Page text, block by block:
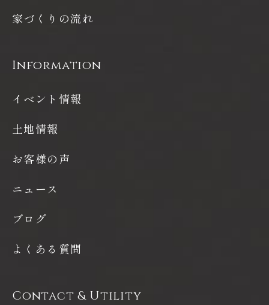
家づくりの流れ
Information
イベント情報
土地情報
お客様の声
ニュース
ブログ
よくある質問
Contact & Utility